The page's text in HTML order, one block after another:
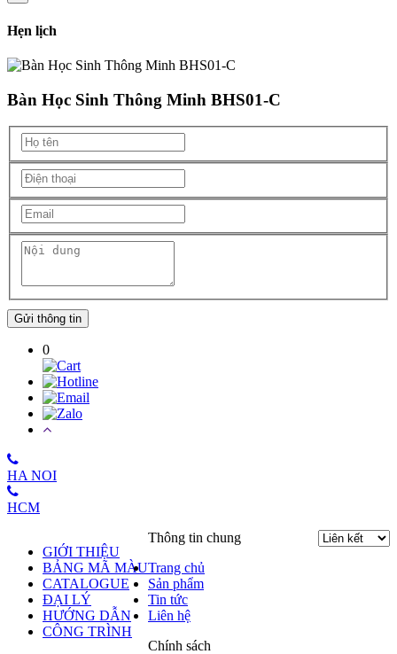
Hẹn lịch
Bàn Học Sinh Thông Minh BHS01-C
Gửi thông tin
0
HA NOI
HCM
GIỚI THIỆU
BẢNG MÃ MÀU
CATALOGUE
ĐẠI LÝ
HƯỚNG DẪN
CÔNG TRÌNH
Thông tin chung
Trang chủ
Sản phẩm
Tin tức
Liên hệ
Chính sách